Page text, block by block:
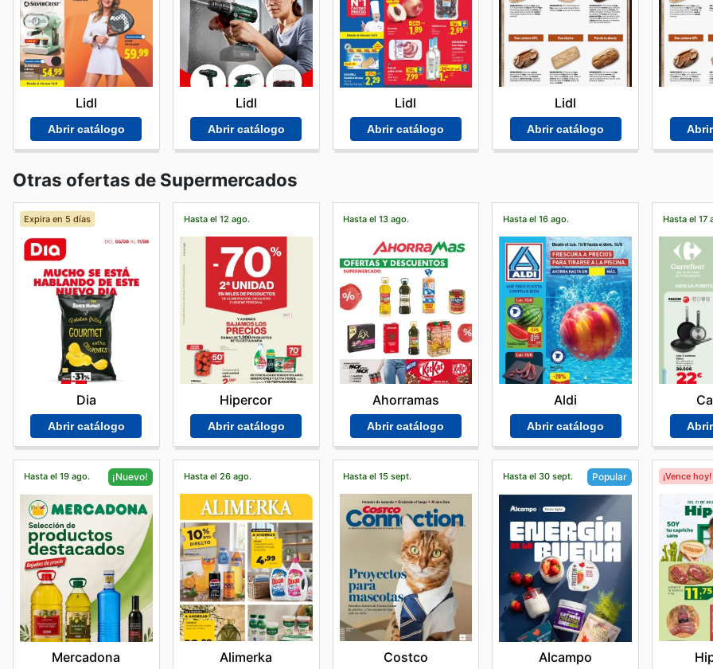
Lidl
Abrir catálogo
Lidl
Abrir catálogo
Lidl
Abrir catálogo
Lidl
Abrir catálogo
Otras ofertas de Supermercados
Expira en 5 días
Dia
Abrir catálogo
Hasta el 12 ago.
Hipercor
Abrir catálogo
Hasta el 13 ago.
Ahorramas
Abrir catálogo
Hasta el 16 ago.
Aldi
Abrir catálogo
Hasta el 17
Hasta el 19 ago. ¡Nuevo!
Mercadona
Hasta el 26 ago.
Alimerka
Hasta el 15 sept.
Costco
Hasta el 30 sept. Popular
Alcampo
¡Vence hoy!